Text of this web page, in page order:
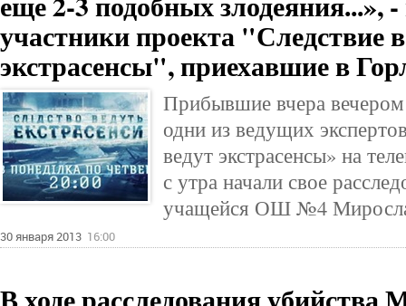
участники проекта "Следствие
экстрасенсы", приехавшие в
Прибывшие вчера вечером
одни из ведущих
ведут экстрасенсы» на
с утра начали свое
учащейся ОШ №4
30 января 2013 16:00